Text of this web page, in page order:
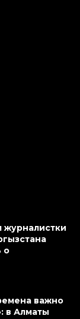
журналистки
о
важно
в Алматы